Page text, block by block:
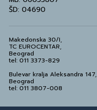
ŠD: 04690
Makedonska 30/I,
TC EUROCENTAR,
Beograd
tel: 011 3373-829
Bulevar kralja Aleksandra 147,
Beograd
tel: 011 3807-008